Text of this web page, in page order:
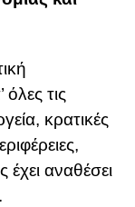
τις
κρατικές
αναθέσει